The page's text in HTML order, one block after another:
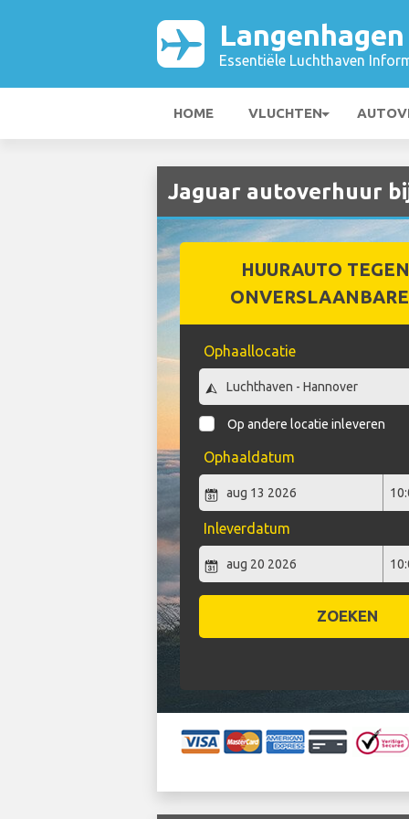
Essentiële Luchthaven
HOME VLUCHTEN
Jaguar autoverhuur
HUURAUTO
Ophaallocatie
Op andere locatie inleveren
Ophaaldatum
Inleverdatum
ZOEKEN